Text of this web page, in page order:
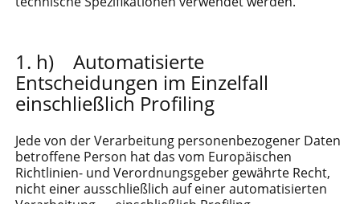
h) Automatisierte
Entscheidungen im Einzelfall
einschließlich Profiling
Jede von der Verarbeitung personenbezogener Daten
betroffene Person hat das vom Europäischen
Richtlinien- und Verordnungsgeber gewährte Recht,
nicht einer ausschließlich auf einer automatisierten